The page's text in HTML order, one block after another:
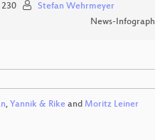
230
Stefan Wehrmeyer
News-
, Yannik & Rikeand Moritz Leiner